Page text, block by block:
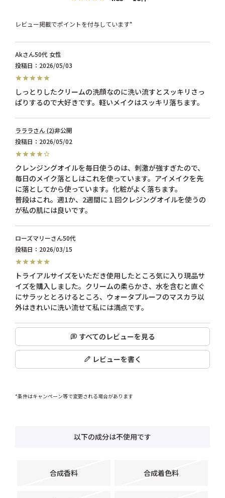
レビュー掲載でポイントを付与しています*
Ak 50代 女性
投稿日
2026/05/03
しっとりしたクリームの洗顔なのに洗い流すとスッキリさっ
ぱりするので大好きです。軽いメイクはスッキリ落ちます。
ラララ 2 非公開
投稿日
2026/05/02
クレンジングオイルを毎日使うのは、刺激が強すぎたので、
毎日のメイク落としはこれを使っています。アイメイクを先
に落としてから使っています。化粧がよく落ちます。
普段はこれ。週1か、2週間に１回クレジングオイルを使うの
が私の肌には良いです。
ローズマリー
50代
投稿日
2026/03/15
トライアルサイズをいただき使用したところ気に入り現品サ
イズを購入しました。クリームの柔らかさ、水を含むと直ぐ
にサラッととろけるところ、ウォータプルーフのマスカラ以
すべてのレビューを見る
レビューを書く
*条件はキャンペーン等で変更される場合があります
以下の成分は不使用です
合成香料 合成着色料